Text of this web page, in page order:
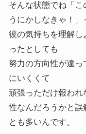
そんな状態でね「
うにかしなきゃ！
彼の気持ちを理解
ったとしても
努力の方向性が違
にいくくて
頑張っただけ報わ
性なんだろうかと誤
とも多いんです。